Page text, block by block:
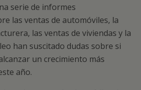
serie de informes
las ventas de automóviles, la
las ventas de viviendas y la
han suscitado dudas sobre si
un crecimiento más
año.